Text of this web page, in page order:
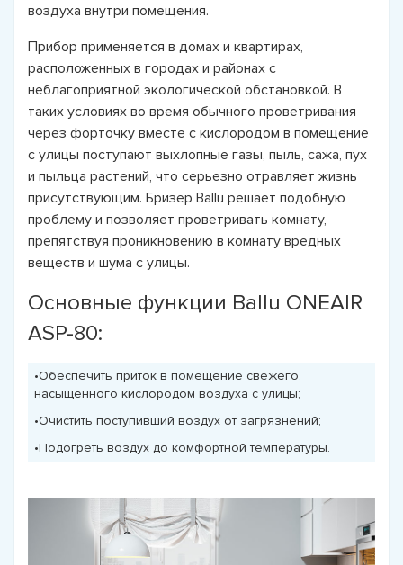
воздуха внутри помещения.
Прибор применяется в домах и квартирах,
расположенных в городах и районах с
неблагоприятной экологической обстановкой. В
таких условиях во время обычного проветривания
через форточку вместе с кислородом в помещение
с улицы поступают выхлопные газы, пыль, сажа, пух
и пыльца растений, что серьезно отравляет жизнь
присутствующим. Бризер Ballu решает подобную
проблему и позволяет проветривать комнату,
препятствуя проникновению в комнату вредных
веществ и шума с улицы.
Основные функции Ballu ONEAIR
ASP-80:
•Обеспечить приток в помещение свежего,
насыщенного кислородом воздуха с улицы;
•Очистить поступивший воздух от загрязнений;
•Подогреть воздух до комфортной температуры.